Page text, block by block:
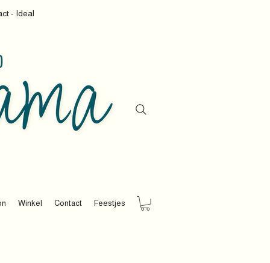
- Ideal
Winkel Contact Feestjes